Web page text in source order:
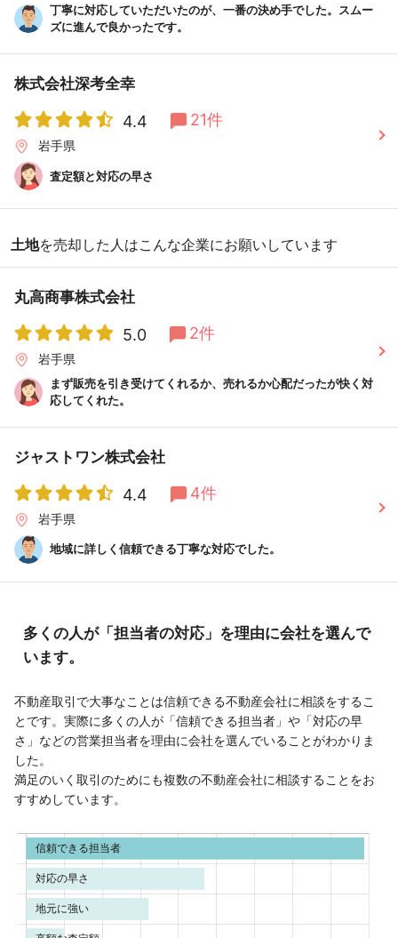
丁寧に対応していただいたのが、一番の決め手でした。スムー
ズに進んで良かったです。
株式会社深考全幸
4.4 21件
岩手県
査定額と対応の早さ
土地を売却した人はこんな企業にお願いしています
丸高商事株式会社
5.0 2件
岩手県
まず販売を引き受けてくれるか、売れるか心配だったが快く対
応してくれた。
ジャストワン株式会社
4.4 4件
岩手県
地域に詳しく信頼できる丁寧な対応でした。
多くの人が「担当者の対応」を理由に会社を選んで
います。
不動産取引で大事なことは信頼できる不動産会社に相談をするこ
とです。実際に多くの人が「信頼できる担当者」や「対応の早
さ」などの営業担当者を理由に会社を選んでいることがわかりま
した。
満足のいく取引のためにも複数の不動産会社に相談することをお
すすめしています。